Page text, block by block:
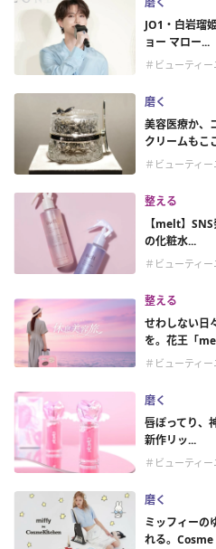
JO1・白岩瑠
ョー マロー...
＃ビューティー
磨く
美容医療か、
クリームもこ
＃ビューティー
整える
【melt】
の化粧水...
＃ビューティー
整える
せわしない日
を。花王「
＃ビューティー
磨く
唇ぽってり、
新作リッ...
＃ビューティー
磨く
ミッフィーの
れる。Cosme